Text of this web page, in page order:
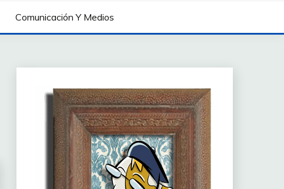
Comunicación Y Medios